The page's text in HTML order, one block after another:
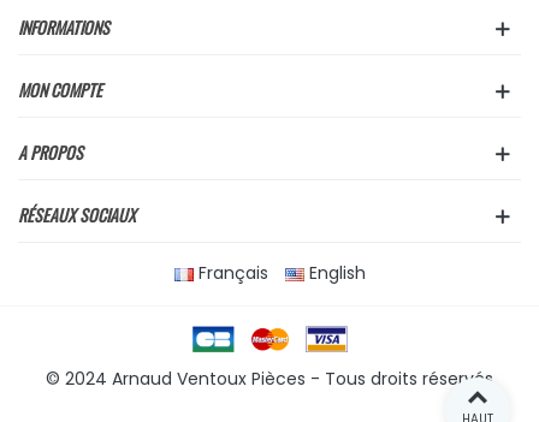
INFORMATIONS
MON COMPTE
A PROPOS
RÉSEAUX SOCIAUX
Français English
© 2024 Arnaud Ventoux Pièces - Tous droits réservés